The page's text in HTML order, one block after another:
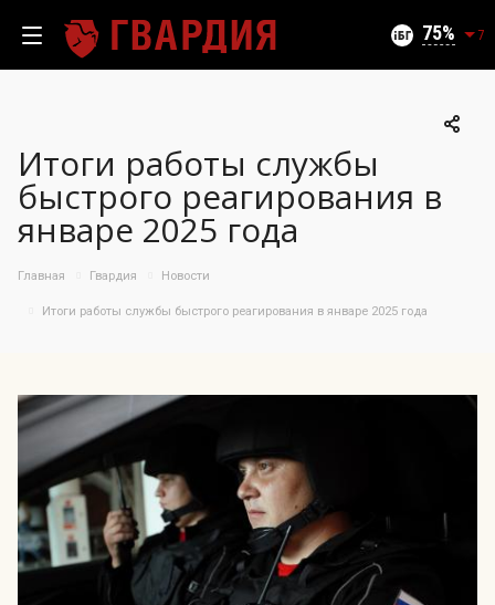
75 7
10.07 25.07
55
60
75
80
90
95
Индекс Безопасности ГВАРДИИ –
открытый проект Агентства Безопасности ГВАРДИЯ для
оценки уровня защищённости жителей города от
криминальных угроз. Подробнее >>
Итоги работы службы
быстрого реагирования в
январе 2025 года
Главная Гвардия Новости
Итоги работы службы быстрого реагирования в январе 2025 года